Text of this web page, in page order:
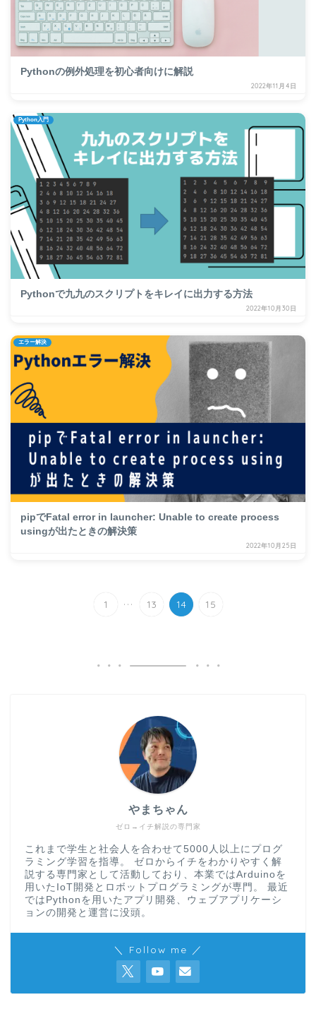
Pythonの例外処理を初心者向けに解説
2022年11月4日
Python入門
Pythonで九九のスクリプトをキレイに出力する方法
2022年10月30日
エラー解決
pipでFatal error in launcher: Unable to create process
usingが出たときの解決策
2022年10月25日
1 ... 13 14 15
ゼロ→イチ解説の専門家
やまちゃん
これまで学生と社会人を合わせて5000人以上にプログ
ラミング学習を指導。 ゼロからイチをわかりやすく解
説する専門家として活動しており、本業ではArduinoを
用いたIoT開発とロボットプログラミングが専門。 最近
ではPythonを用いたアプリ開発、ウェブアプリケーシ
ョンの開発と運営に没頭。
＼ Follow me ／